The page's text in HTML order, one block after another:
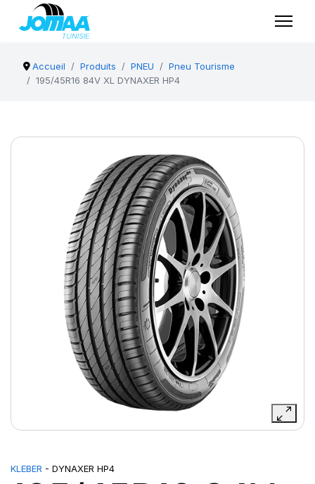
Accueil Produits PNEU
Pneu Tourisme
195/45R16 84V XL DYNAXER HP4
KLEBER - DYNAXER HP4